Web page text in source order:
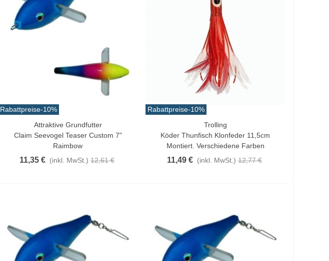
Rabattpreise-10%
In Den Warenkorb
Attraktive Grundfutter
Claim Seevogel Teaser Custom 7"
Raimbow
11,35 € (inkl. MwSt.) 12,61 €
Rabattpreise-10%
Trolling
Köder Thunfisch Klonfeder 11,5cm
Montiert. Verschiedene Farben
11,49 € (inkl. MwSt.) 12,77 €